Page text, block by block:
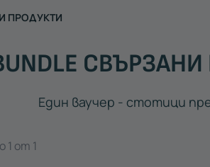
ПРОДУКТИ
Един ваучер - стотици
1 от 1